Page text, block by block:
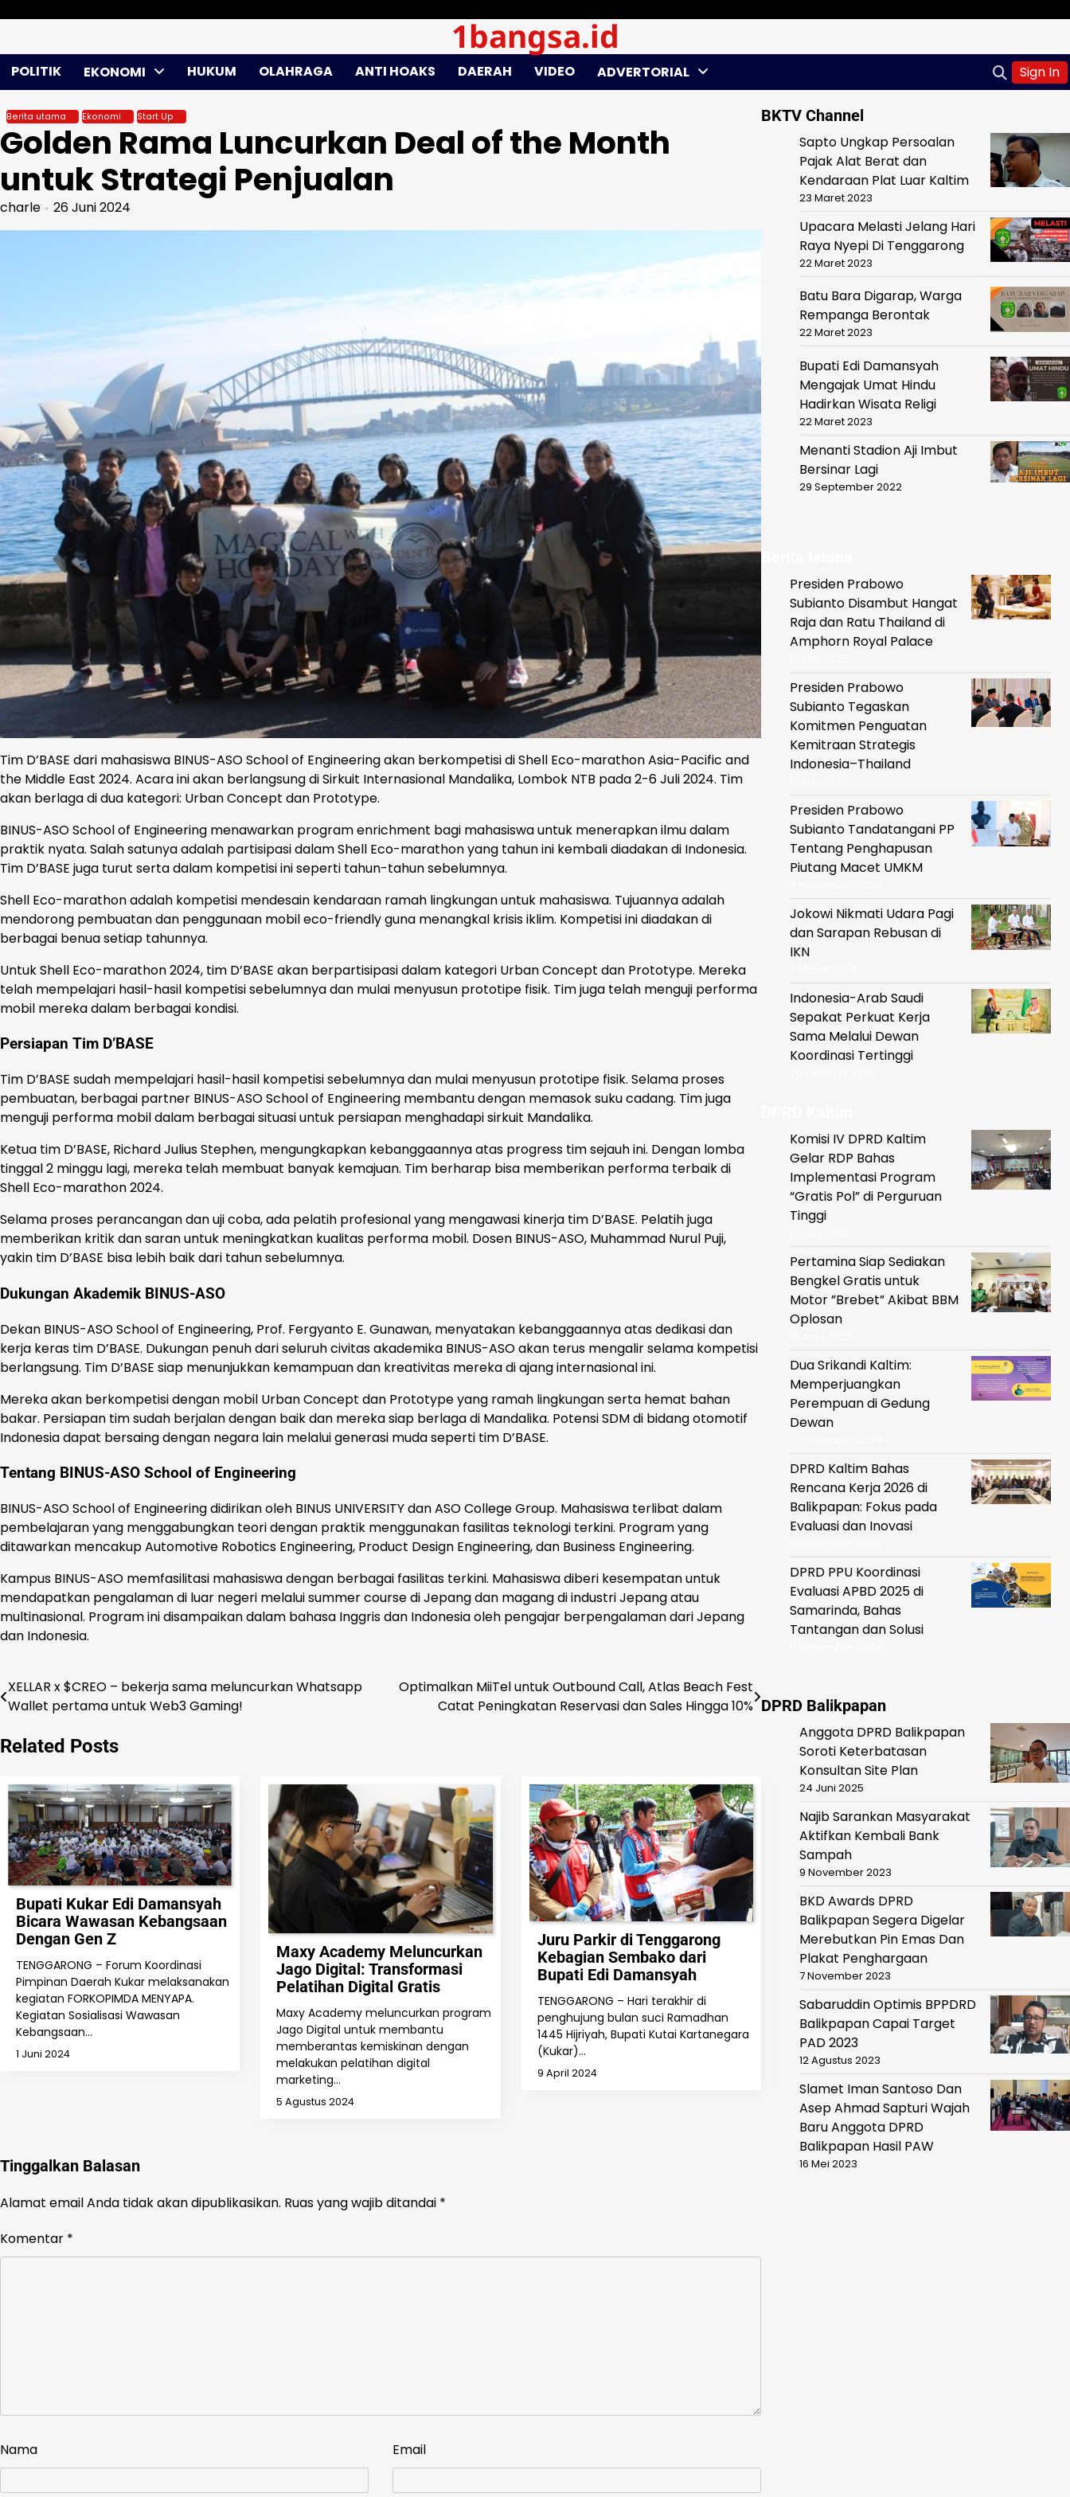
1bangsa.id
POLITIK EKONOMI HUKUM OLAHRAGA ANTI HOAKS DAERAH VIDEO ADVERTORIAL Sign In
Berita utama Ekonomi Start Up
Golden Rama Luncurkan Deal of the Month
untuk Strategi Penjualan
charle 26 Juni 2024
Tim D’BASE dari mahasiswa BINUS-ASO School of Engineering akan berkompetisi di Shell Eco-marathon Asia-Pacific and
the Middle East 2024. Acara ini akan berlangsung di Sirkuit Internasional Mandalika, Lombok NTB pada 2-6 Juli 2024. Tim
akan berlaga di dua kategori: Urban Concept dan Prototype.
BINUS-ASO School of Engineering menawarkan program enrichment bagi mahasiswa untuk menerapkan ilmu dalam
praktik nyata. Salah satunya adalah partisipasi dalam Shell Eco-marathon yang tahun ini kembali diadakan di Indonesia.
Tim D’BASE juga turut serta dalam kompetisi ini seperti tahun-tahun sebelumnya.
Shell Eco-marathon adalah kompetisi mendesain kendaraan ramah lingkungan untuk mahasiswa. Tujuannya adalah
mendorong pembuatan dan penggunaan mobil eco-friendly guna menangkal krisis iklim. Kompetisi ini diadakan di
berbagai benua setiap tahunnya.
Untuk Shell Eco-marathon 2024, tim D’BASE akan berpartisipasi dalam kategori Urban Concept dan Prototype. Mereka
telah mempelajari hasil-hasil kompetisi sebelumnya dan mulai menyusun prototipe fisik. Tim juga telah menguji performa
mobil mereka dalam berbagai kondisi.
Persiapan Tim D’BASE
Tim D’BASE sudah mempelajari hasil-hasil kompetisi sebelumnya dan mulai menyusun prototipe fisik. Selama proses
pembuatan, berbagai partner BINUS-ASO School of Engineering membantu dengan memasok suku cadang. Tim juga
menguji performa mobil dalam berbagai situasi untuk persiapan menghadapi sirkuit Mandalika.
Ketua tim D’BASE, Richard Julius Stephen, mengungkapkan kebanggaannya atas progress tim sejauh ini. Dengan lomba
tinggal 2 minggu lagi, mereka telah membuat banyak kemajuan. Tim berharap bisa memberikan performa terbaik di
Shell Eco-marathon 2024.
Selama proses perancangan dan uji coba, ada pelatih profesional yang mengawasi kinerja tim D’BASE. Pelatih juga
memberikan kritik dan saran untuk meningkatkan kualitas performa mobil. Dosen BINUS-ASO, Muhammad Nurul Puji,
yakin tim D’BASE bisa lebih baik dari tahun sebelumnya.
Dukungan Akademik BINUS-ASO
Dekan BINUS-ASO School of Engineering, Prof. Fergyanto E. Gunawan, menyatakan kebanggaannya atas dedikasi dan
kerja keras tim D’BASE. Dukungan penuh dari seluruh civitas akademika BINUS-ASO akan terus mengalir selama kompetisi
berlangsung. Tim D’BASE siap menunjukkan kemampuan dan kreativitas mereka di ajang internasional ini.
Mereka akan berkompetisi dengan mobil Urban Concept dan Prototype yang ramah lingkungan serta hemat bahan
bakar. Persiapan tim sudah berjalan dengan baik dan mereka siap berlaga di Mandalika. Potensi SDM di bidang otomotif
Indonesia dapat bersaing dengan negara lain melalui generasi muda seperti tim D’BASE.
Tentang BINUS-ASO School of Engineering
BINUS-ASO School of Engineering didirikan oleh BINUS UNIVERSITY dan ASO College Group. Mahasiswa terlibat dalam
pembelajaran yang menggabungkan teori dengan praktik menggunakan fasilitas teknologi terkini. Program yang
ditawarkan mencakup Automotive Robotics Engineering, Product Design Engineering, dan Business Engineering.
Kampus BINUS-ASO memfasilitasi mahasiswa dengan berbagai fasilitas terkini. Mahasiswa diberi kesempatan untuk
mendapatkan pengalaman di luar negeri melalui summer course di Jepang dan magang di industri Jepang atau
multinasional. Program ini disampaikan dalam bahasa Inggris dan Indonesia oleh pengajar berpengalaman dari Jepang
dan Indonesia.
Navigasi
XELLAR x $CREO – bekerja sama meluncurkan Whatsapp
Wallet pertama untuk Web3 Gaming!
Optimalkan MiiTel untuk Outbound Call, Atlas Beach Fest
Catat Peningkatan Reservasi dan Sales Hingga 10%
Related Posts
Bupati Kukar Edi Damansyah
Bicara Wawasan Kebangsaan
Dengan Gen Z
TENGGARONG – Forum Koordinasi
Pimpinan Daerah Kukar melaksanakan
kegiatan FORKOPIMDA MENYAPA.
Kegiatan Sosialisasi Wawasan
Kebangsaan…
1 Juni 2024
Maxy Academy Meluncurkan
Jago Digital: Transformasi
Pelatihan Digital Gratis
Maxy Academy meluncurkan program
Jago Digital untuk membantu
memberantas kemiskinan dengan
melakukan pelatihan digital
marketing…
5 Agustus 2024
Juru Parkir di Tenggarong
Kebagian Sembako dari
Bupati Edi Damansyah
TENGGARONG – Hari terakhir di
penghujung bulan suci Ramadhan
1445 Hijriyah, Bupati Kutai Kartanegara
(Kukar)…
9 April 2024
Tinggalkan Balasan
Alamat email Anda tidak akan dipublikasikan. Ruas yang wajib ditandai *
Komentar *
Nama Email
BKTV Channel
Sapto Ungkap Persoalan
Pajak Alat Berat dan
Kendaraan Plat Luar Kaltim
23 Maret 2023
Upacara Melasti Jelang Hari
Raya Nyepi Di Tenggarong
22 Maret 2023
Batu Bara Digarap, Warga
Rempanga Berontak
22 Maret 2023
Bupati Edi Damansyah
Mengajak Umat Hindu
Hadirkan Wisata Religi
22 Maret 2023
Menanti Stadion Aji Imbut
Bersinar Lagi
29 September 2022
Berita Istana
Presiden Prabowo
Subianto Disambut Hangat
Raja dan Ratu Thailand di
Amphorn Royal Palace
Presiden Prabowo
Subianto Tegaskan
Komitmen Penguatan
Kemitraan Strategis
Indonesia–Thailand
Presiden Prabowo
Subianto Tandatangani PP
Tentang Penghapusan
Piutang Macet UMKM
Jokowi Nikmati Udara Pagi
dan Sarapan Rebusan di
IKN
Indonesia-Arab Saudi
Sepakat Perkuat Kerja
Sama Melalui Dewan
Koordinasi Tertinggi
Komisi IV DPRD Kaltim
Gelar RDP Bahas
Implementasi Program
“Gratis Pol” di Perguruan
Tinggi
Pertamina Siap Sediakan
Bengkel Gratis untuk
Motor ”Brebet” Akibat BBM
Oplosan
Dua Srikandi Kaltim:
Memperjuangkan
Perempuan di Gedung
Dewan
DPRD Kaltim Bahas
Rencana Kerja 2026 di
Balikpapan: Fokus pada
Evaluasi dan Inovasi
DPRD PPU Koordinasi
Evaluasi APBD 2025 di
Samarinda, Bahas
Tantangan dan Solusi
DPRD Balikpapan
Anggota DPRD Balikpapan
Soroti Keterbatasan
Konsultan Site Plan
24 Juni 2025
Najib Sarankan Masyarakat
Aktifkan Kembali Bank
Sampah
9 November 2023
BKD Awards DPRD
Balikpapan Segera Digelar
Merebutkan Pin Emas Dan
Plakat Penghargaan
7 November 2023
Sabaruddin Optimis BPPDRD
Balikpapan Capai Target
PAD 2023
12 Agustus 2023
Slamet Iman Santoso Dan
Asep Ahmad Sapturi Wajah
Baru Anggota DPRD
Balikpapan Hasil PAW
16 Mei 2023